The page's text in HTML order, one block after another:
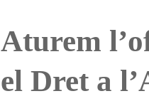
Aturem
el Dret a